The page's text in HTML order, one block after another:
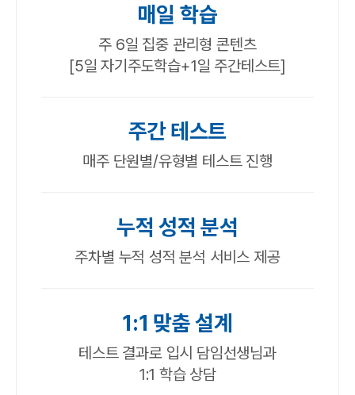
매일 학습
주 6일 집중 관리형 콘텐츠
[5일 자기주도학습+1일 주간테스트]
주간 테스트
매주 단원별/유형별 테스트 진행
누적 성적 분석
주차별 누적 성적 분석 서비스 제공
1:1 맞춤 설계
테스트 결과로 입시 담임선생님과
1:1 학습 상담